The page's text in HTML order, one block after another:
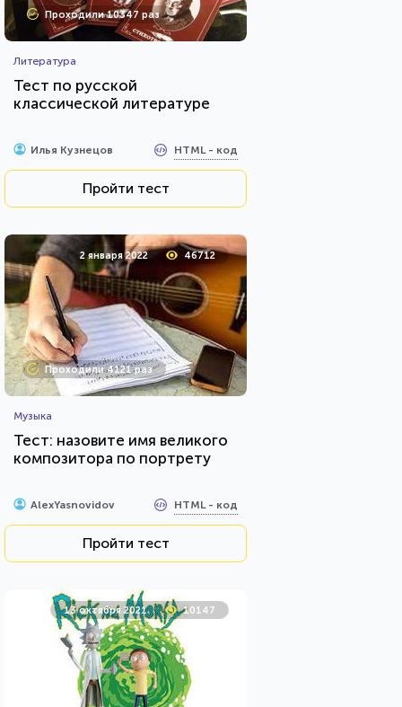
Проходили 10347 раз
Литература
Тест по русской
классической литературе
Илья Кузнецов HTML - код
Пройти тест
2 января 2022 46712
Проходили 4121 раз
Музыка
Тест: назовите имя великого
композитора по портрету
AlexYasnovidov HTML - код
Пройти тест
13 октября 2021 10147